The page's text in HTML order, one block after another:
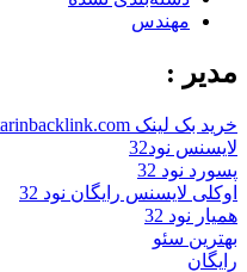
مهندس
مدیر :
خرید بک لینک behtarinbacklink.com
لایسنس نود32
پسورد نود 32
اوکلی لایسنس رایگان نود 32
همیار نود 32
بهترین سئو
رایگان